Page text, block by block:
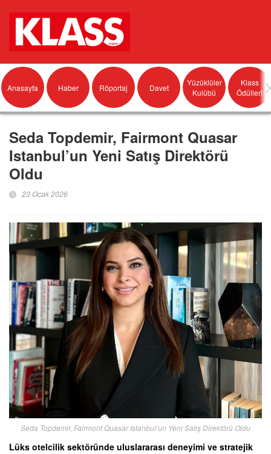
Anasayfa Haber Röportaj Davet
Yüzüklüler
Kulübü
Klass
Ödülleri
Seda Topdemir, Fairmont Quasar
Istanbul’un Yeni Satış Direktörü
Oldu
23 Ocak 2026
Seda Topdemir, Fairmont Quasar Istanbul’un Yeni Satış Direktörü Oldu
Lüks otelcilik sektöründe uluslararası deneyimi ve stratejik